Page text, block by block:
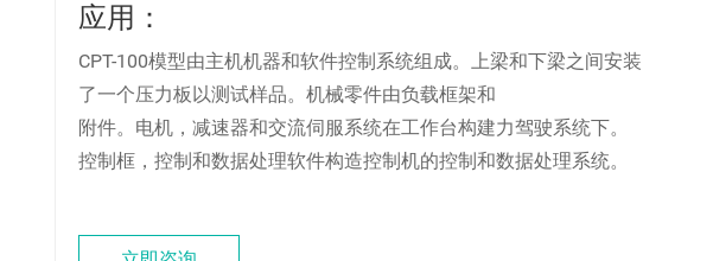
应用：
CPT-100模型由主机机器和软件控制系统组成。上梁和下梁之间安装
了一个压力板以测试样品。机械零件由负载框架和
附件。电机，减速器和交流伺服系统在工作台构建力驾驶系统下。
控制框，控制和数据处理软件构造控制机的控制和数据处理系统。